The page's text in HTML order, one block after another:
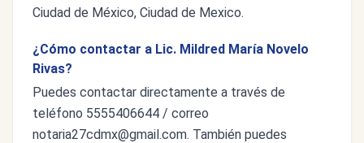
Ciudad de México, Ciudad de Mexico.
¿Cómo contactar a Lic. Mildred María Novelo
Rivas?
Puedes contactar directamente a través de
teléfono 5555406644 / correo
notaria27cdmx@gmail.com. También puedes